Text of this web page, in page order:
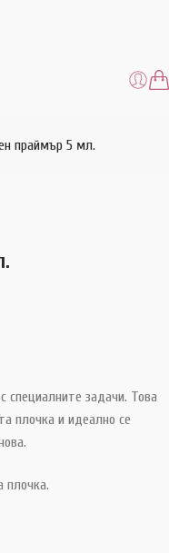
праймър 5 мл.
специалните задачи. Това
плочка и идеално се
плочка.